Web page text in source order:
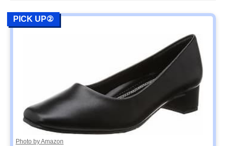
PICK UP②
Photo by Amazon